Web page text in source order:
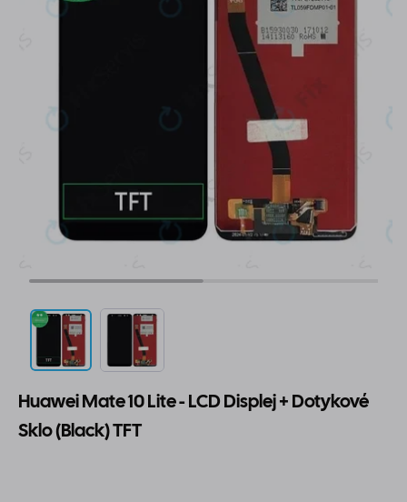
Huawei Mate 10 Lite - LCD Displej + Dotykové
Sklo (Black) TFT